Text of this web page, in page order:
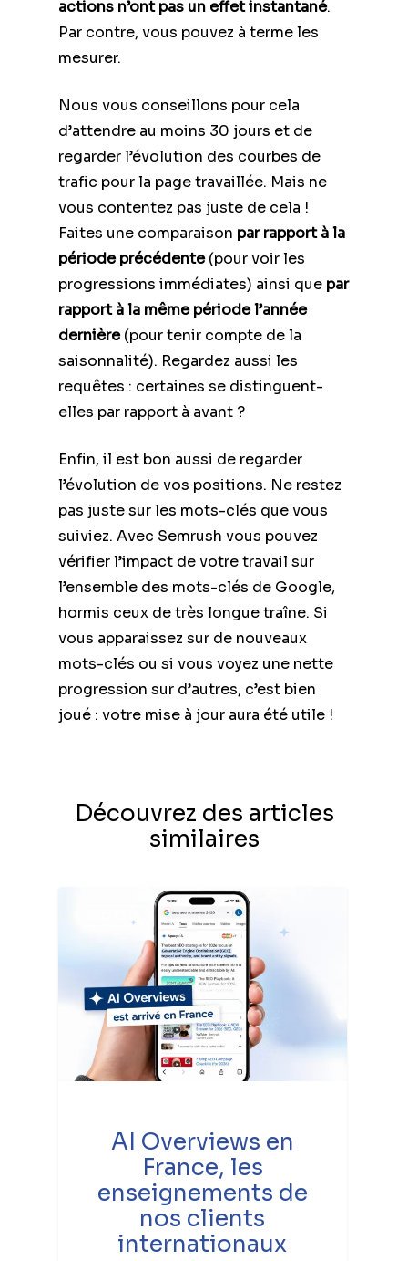
actions n’ont pas un effet instantané.
Par contre, vous pouvez à terme les
mesurer.
Nous vous conseillons pour cela
d’attendre au moins 30 jours et de
regarder l’évolution des courbes de
trafic pour la page travaillée. Mais ne
vous contentez pas juste de cela !
Faites une comparaison par rapport à la
période précédente(pour voir les
progressions immédiates) ainsi que par
rapport à la même période l’année
dernière(pour tenir compte de la
saisonnalité). Regardez aussi les
requêtes : certaines se distinguent-
elles par rapport à avant ?
Enfin, il est bon aussi de regarder
l’évolution de vos positions. Ne restez
pas juste sur les mots-clés que vous
suiviez. Avec Semrush vous pouvez
vérifier l’impact de votre travail sur
l’ensemble des mots-clés de Google,
hormis ceux de très longue traîne. Si
vous apparaissez sur de nouveaux
mots-clés ou si vous voyez une nette
progression sur d’autres, c’est bien
joué : votre mise à jour aura été utile !
Découvrez des articles
similaires
AI Overviews en
France, les
enseignements de
nos clients
internationaux